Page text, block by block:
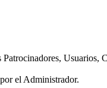
el Administrador.